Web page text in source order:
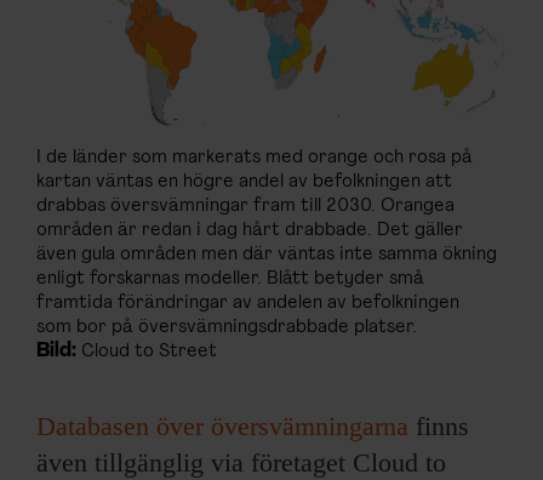
I de länder som markerats med orange och rosa på
kartan väntas en högre andel av befolkningen att
drabbas översvämningar fram till 2030. Orangea
områden är redan i dag hårt drabbade. Det gäller
även gula områden men där väntas inte samma ökning
enligt forskarnas modeller. Blått betyder små
framtida förändringar av andelen av befolkningen
som bor på översvämningsdrabbade platser.
Bild: Cloud to Street
Databasen över översvämningarna finns
även tillgänglig via företaget Cloud to